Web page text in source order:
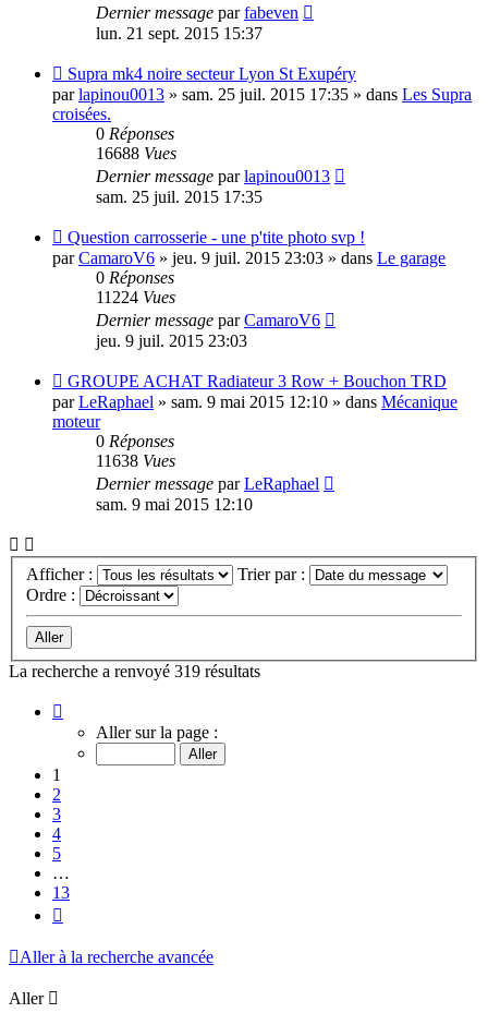
Dernier message parfabeven
lun. 21 sept. 2015 15:37
Nouveau
message
Supra mk4 noire secteur Lyon St Exupéry
parlapinou0013 » sam. 25 juil. 2015 17:35 » dans Les Supra
croisées.
0 Réponses
16688 Vues
Dernier message parlapinou0013
sam. 25 juil. 2015 17:35
Nouveau
message
Question carrosserie - une p'tite photo svp !
parCamaroV6 » jeu. 9 juil. 2015 23:03 » dans Le garage
0 Réponses
11224 Vues
Dernier message parCamaroV6
jeu. 9 juil. 2015 23:03
Nouveau
message
GROUPE ACHAT Radiateur 3 Row + Bouchon TRD
parLeRaphael » sam. 9 mai 2015 12:10 » dans Mécanique
moteur
0 Réponses
11638 Vues
Dernier message parLeRaphael
sam. 9 mai 2015 12:10
Afficher :
Trier par :
Ordre :
La recherche a renvoyé 319 résultats
sur
Aller sur la page :
1
2
3
4
5
…
13
Aller à la recherche avancée
Aller